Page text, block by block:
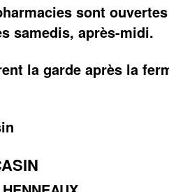
sont
samedis, après-midi.
la garde après la